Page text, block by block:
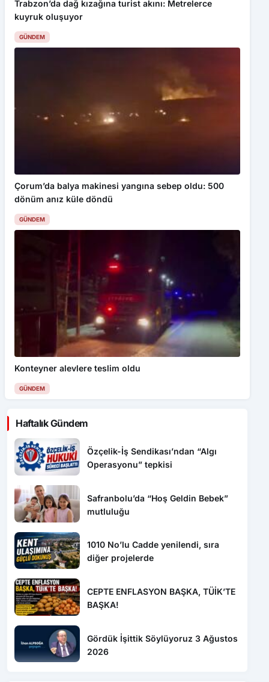
Trabzon’da dağ kızağına turist akını: Metrelerce
kuyruk oluşuyor
GÜNDEM
Çorum’da balya makinesi yangına sebep oldu: 500
dönüm anız küle döndü
GÜNDEM
Konteyner alevlere teslim oldu
GÜNDEM
Haftalık Gündem
Özçelik-İş Sendikası’ndan “Algı
Operasyonu” tepkisi
Safranbolu’da “Hoş Geldin Bebek”
mutluluğu
1010 No’lu Cadde yenilendi, sıra
diğer projelerde
CEPTE ENFLASYON BAŞKA, TÜİK’TE
BAŞKA!
Gördük İşittik Söylüyoruz 3 Ağustos
2026